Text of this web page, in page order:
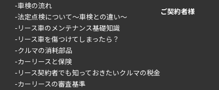
-車検の流れ
-法定点検について〜車検との違い〜
-リース車のメンテナンス基礎知識
-リース車を傷つけてしまったら？
-クルマの消耗部品
-カーリースと保険
-リース契約者でも知っておきたいクルマの税金
-カーリースの審査基準
ご契約者様